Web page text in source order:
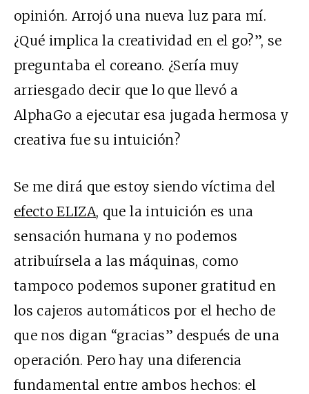
opinión. Arrojó una nueva luz para mí.
¿Qué implica la creatividad en el go?”, se
preguntaba el coreano. ¿Sería muy
arriesgado decir que lo que llevó a
AlphaGo a ejecutar esa jugada hermosa y
creativa fue su intuición?
Se me dirá que estoy siendo víctima del
efecto ELIZA, que la intuición es una
sensación humana y no podemos
atribuírsela a las máquinas, como
tampoco podemos suponer gratitud en
los cajeros automáticos por el hecho de
que nos digan “gracias” después de una
operación. Pero hay una diferencia
fundamental entre ambos hechos: el